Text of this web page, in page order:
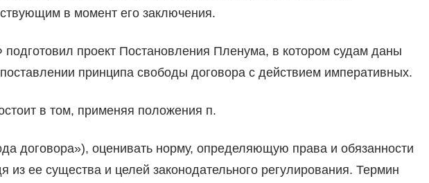
в момент его заключения.
проект Постановления Пленума, в котором судам даны
принципа свободы договора с действием императивных.
в том, применяя положения п.
договора»), оценивать норму, определяющую права и обязанности
из ее существа и целей законодательного регулирования. Термин